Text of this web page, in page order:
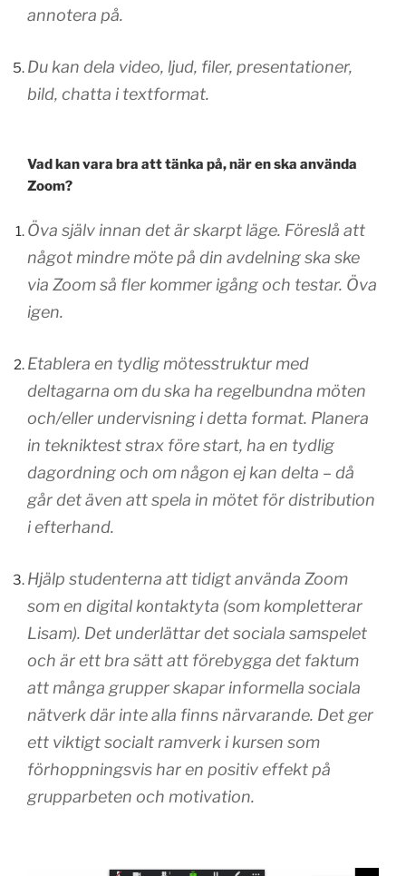
annotera på.
Du kan dela video, ljud, filer, presentationer,
bild, chatta i textformat.
Vad kan vara bra att tänka på, när en ska använda
Zoom?
Öva själv innan det är skarpt läge. Föreslå att
något mindre möte på din avdelning ska ske
via Zoom så fler kommer igång och testar. Öva
igen.
Etablera en tydlig mötesstruktur med
deltagarna om du ska ha regelbundna möten
och/eller undervisning i detta format. Planera
in tekniktest strax före start, ha en tydlig
dagordning och om någon ej kan delta – då
går det även att spela in mötet för distribution
i efterhand.
Hjälp studenterna att tidigt använda Zoom
som en digital kontaktyta (som kompletterar
Lisam). Det underlättar det sociala samspelet
och är ett bra sätt att förebygga det faktum
att många grupper skapar informella sociala
nätverk där inte alla finns närvarande. Det ger
ett viktigt socialt ramverk i kursen som
förhoppningsvis har en positiv effekt på
grupparbeten och motivation.